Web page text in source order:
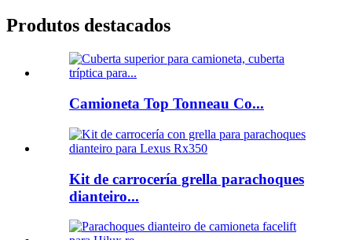
Produtos destacados
Camioneta Top Tonneau Co...
Kit de carrocería grella parachoques
dianteiro...